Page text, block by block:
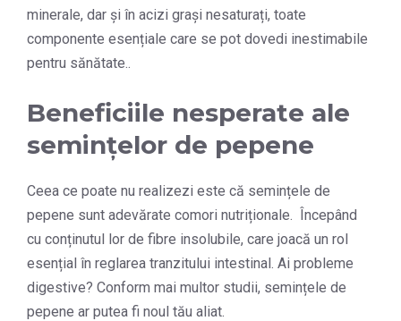
minerale, dar și în acizi grași nesaturați, toate
componente esențiale care se pot dovedi inestimabile
pentru sănătate..
Beneficiile nesperate ale
semințelor de pepene
Ceea ce poate nu realizezi este că semințele de
pepene sunt adevărate comori nutriționale. Începând
cu conținutul lor de fibre insolubile, care joacă un rol
esențial în reglarea tranzitului intestinal. Ai probleme
digestive? Conform mai multor studii, semințele de
pepene ar putea fi noul tău aliat.